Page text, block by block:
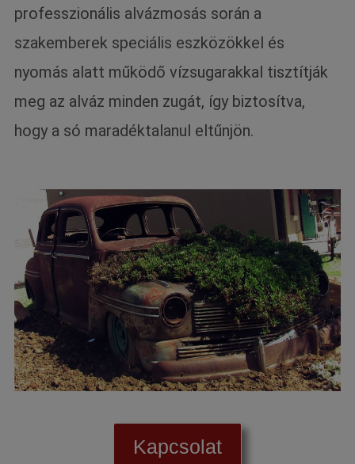
professzionális alvázmosás során a
szakemberek speciális eszközökkel és
nyomás alatt működő vízsugarakkal tisztítják
meg az alváz minden zugát, így biztosítva,
hogy a só maradéktalanul eltűnjön.
Kapcsolat